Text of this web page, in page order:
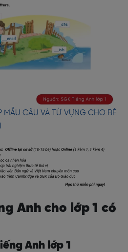
MẪU CÂU VÀ TỪ VỰNG CHO BÉ
Anh cho lớp 1 có
Anh lớp 1